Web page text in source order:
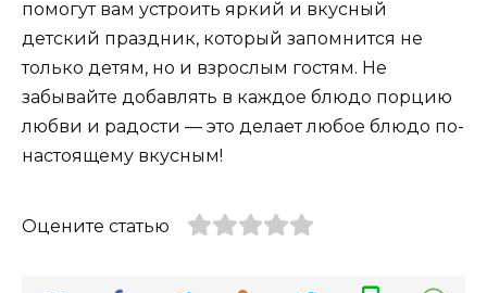
помогут вам устроить яркий и вкусный
детский праздник, который запомнится не
только детям, но и взрослым гостям. Не
забывайте добавлять в каждое блюдо порцию
любви и радости — это делает любое блюдо по-
настоящему вкусным!
Оцените статью